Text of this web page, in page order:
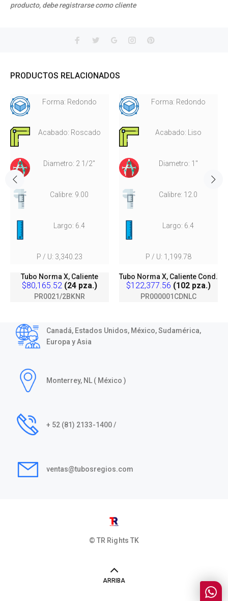
producto, debe registrarse como cliente
PRODUCTOS RELACIONADOS
Forma: Redondo
Acabado: Roscado
Diametro: 2 1/2"
Calibre: 9.00
Largo: 6.4
P / U: 3,340.23
Tubo Norma X, Caliente
$80,165.52 (24 pza.)
PR0021/2BKNR
Forma: Redondo
Acabado: Liso
Diametro: 1"
Calibre: 12.0
Largo: 6.4
P / U: 1,199.78
Tubo Norma X, Caliente Cond.
$122,377.56 (102 pza.)
PR000001CDNLC
Canadá, Estados Unidos, México, Sudamérica,
Europa y Asia
Monterrey, NL ( México )
+ 52 (81) 2133-1400 /
ventas@tubosregios.com
© TR RightsTK
ARRIBA